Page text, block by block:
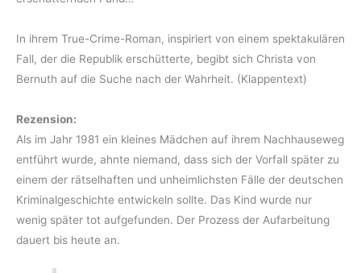
In ihrem True-Crime-Roman, inspiriert von einem spektakulären
Fall, der die Republik erschütterte, begibt sich Christa von
Bernuth auf die Suche nach der Wahrheit. (Klappentext)
Rezension:
Als im Jahr 1981 ein kleines Mädchen auf ihrem Nachhauseweg
entführt wurde, ahnte niemand, dass sich der Vorfall später zu
einem der rätselhaften und unheimlichsten Fälle der deutschen
Kriminalgeschichte entwickeln sollte. Das Kind wurde nur
wenig später tot aufgefunden. Der Prozess der Aufarbeitung
dauert bis heute an.